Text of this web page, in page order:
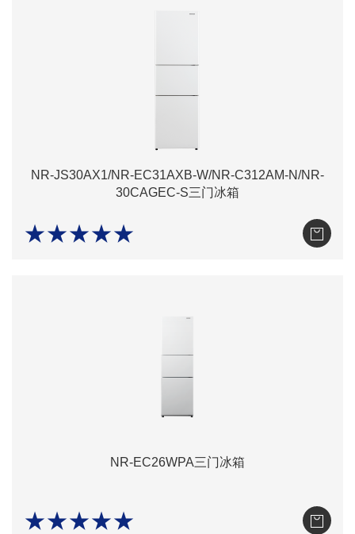
NR-JS30AX1/NR-EC31AXB-W/NR-C312AM-N/NR-
30CAGEC-S三门冰箱
★★★★★
NR-EC26WPA三门冰箱
★★★★★